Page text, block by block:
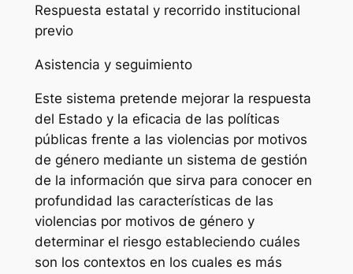
Respuesta estatal y recorrido institucional
previo
Asistencia y seguimiento
Este sistema pretende mejorar la respuesta
del Estado y la eficacia de las políticas
públicas frente a las violencias por motivos
de género mediante un sistema de gestión
de la información que sirva para conocer en
profundidad las características de las
violencias por motivos de género y
determinar el riesgo estableciendo cuáles
son los contextos en los cuales es más